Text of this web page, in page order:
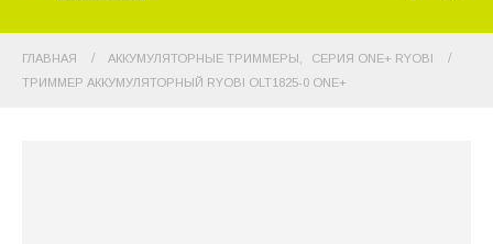
ГЛАВНАЯ АККУМУЛЯТОРНЫЕ ТРИММЕРЫ
СЕРИЯ ONE+ RYOBI
ТРИММЕР АККУМУЛЯТОРНЫЙ RYOBI OLT1825-0 ONE+